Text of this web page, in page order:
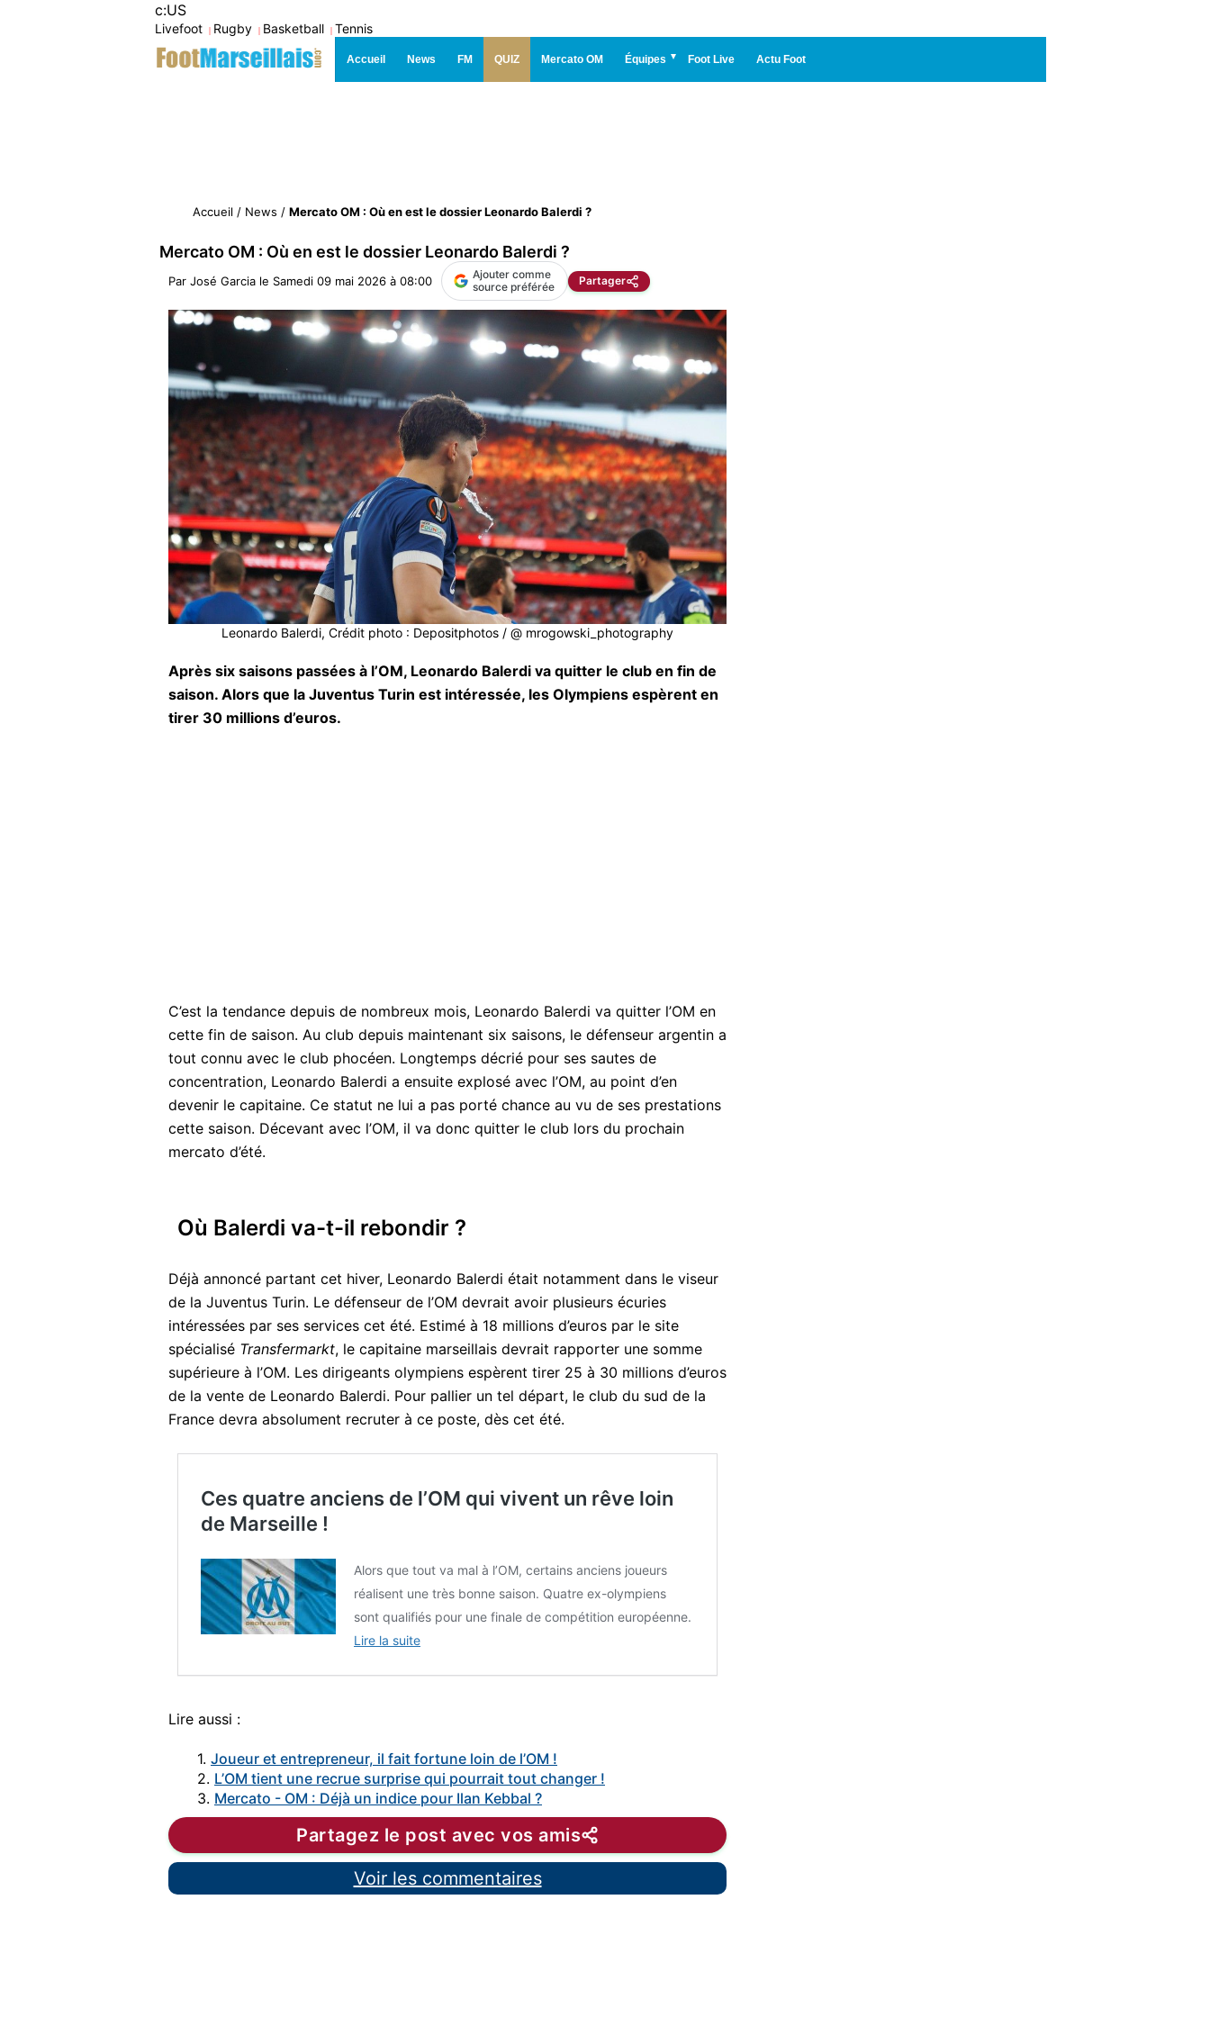
c:US
Livefoot | Rugby | Basketball | Tennis
Accueil News FM QUIZ Mercato OM Équipes Foot Live Actu Foot
Accueil / News / Mercato OM : Où en est le dossier Leonardo Balerdi ?
Mercato OM : Où en est le dossier Leonardo Balerdi ?
Par José Garcia le Samedi 09 mai 2026 à 08:00
Ajouter comme
source préférée
Partager
Leonardo Balerdi, Crédit photo : Depositphotos / @ mrogowski_photography
Après six saisons passées à l’OM, Leonardo Balerdi va quitter le club en fin de
saison. Alors que la Juventus Turin est intéressée, les Olympiens espèrent en
tirer 30 millions d’euros.
C’est la tendance depuis de nombreux mois, Leonardo Balerdi va quitter l’OM en
cette fin de saison. Au club depuis maintenant six saisons, le défenseur argentin a
tout connu avec le club phocéen. Longtemps décrié pour ses sautes de
concentration, Leonardo Balerdi a ensuite explosé avec l’OM, au point d’en
devenir le capitaine. Ce statut ne lui a pas porté chance au vu de ses prestations
cette saison. Décevant avec l’OM, il va donc quitter le club lors du prochain
mercato d’été.
Où Balerdi va-t-il rebondir ?
Déjà annoncé partant cet hiver, Leonardo Balerdi était notamment dans le viseur
de la Juventus Turin. Le défenseur de l’OM devrait avoir plusieurs écuries
intéressées par ses services cet été. Estimé à 18 millions d’euros par le site
spécialisé Transfermarkt, le capitaine marseillais devrait rapporter une somme
supérieure à l’OM. Les dirigeants olympiens espèrent tirer 25 à 30 millions d’euros
de la vente de Leonardo Balerdi. Pour pallier un tel départ, le club du sud de la
France devra absolument recruter à ce poste, dès cet été.
Ces quatre anciens de l’OM qui vivent un rêve loin
de Marseille !
Alors que tout va mal à l’OM, certains anciens joueurs
réalisent une très bonne saison. Quatre ex-olympiens
sont qualifiés pour une finale de compétition européenne.
Lire la suite
Lire aussi :
1. Joueur et entrepreneur, il fait fortune loin de l’OM !
2. L’OM tient une recrue surprise qui pourrait tout changer !
3. Mercato - OM : Déjà un indice pour Ilan Kebbal ?
Partagez le post avec vos amis
Voir les commentaires